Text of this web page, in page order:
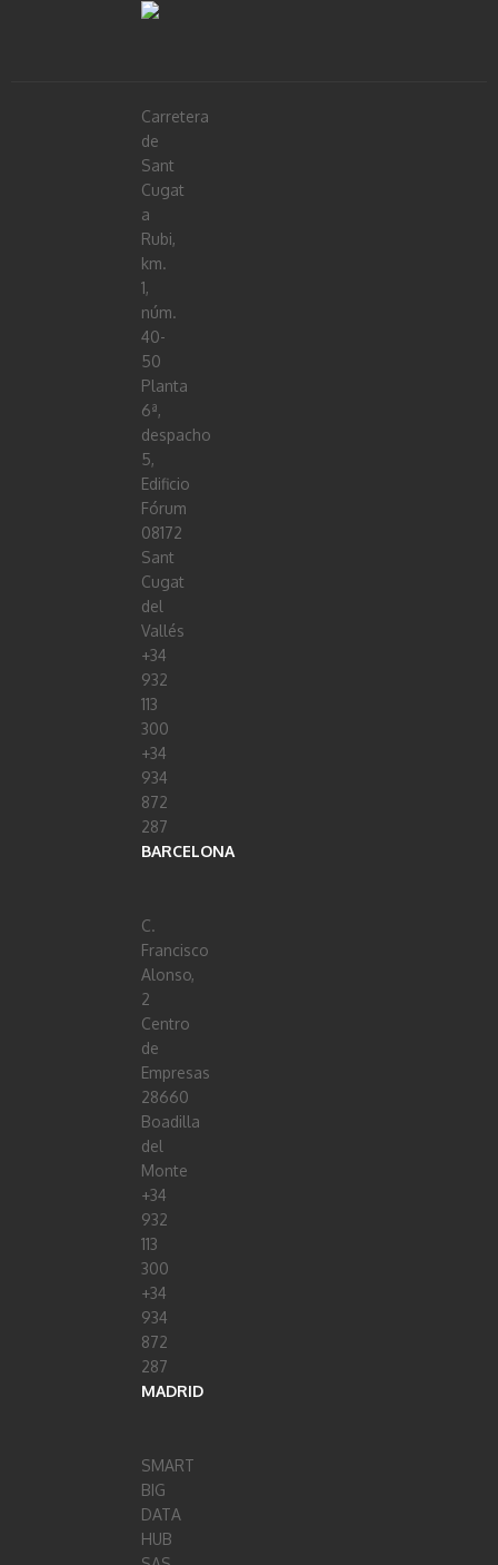
Carretera
de
Sant
Cugat
a
Rubi,
km.
1,
núm.
40-
50
Planta
6ª,
despacho
5,
Edificio
Fórum
08172
Sant
Cugat
del
Vallés
+34
932
113
300
+34
934
872
287
BARCELONA
C.
Francisco
Alonso,
2
Centro
de
Empresas
28660
Boadilla
del
Monte
+34
932
113
300
+34
934
872
287
MADRID
SMART
BIG
DATA
HUB